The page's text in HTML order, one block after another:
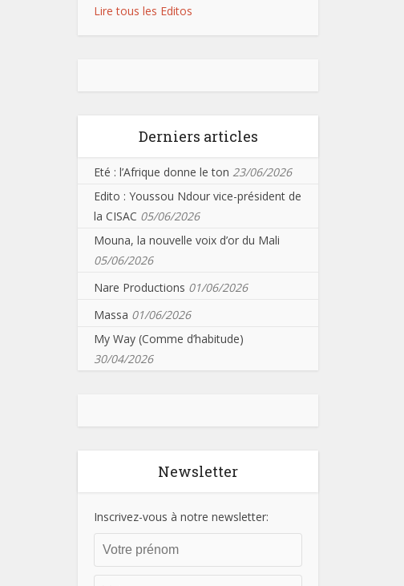
Lire tous les Editos
Derniers articles
Eté : l’Afrique donne le ton 23/06/2026
Edito : Youssou Ndour vice-président de
la CISAC 05/06/2026
Mouna, la nouvelle voix d’or du Mali
05/06/2026
Nare Productions 01/06/2026
Massa 01/06/2026
My Way (Comme d’habitude)
30/04/2026
Newsletter
Inscrivez-vous à notre newsletter: